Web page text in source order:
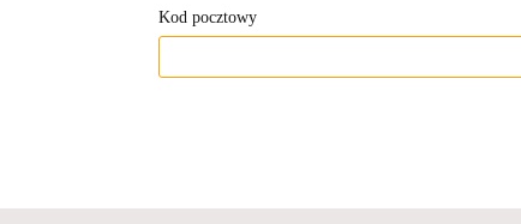
Kod pocztowy